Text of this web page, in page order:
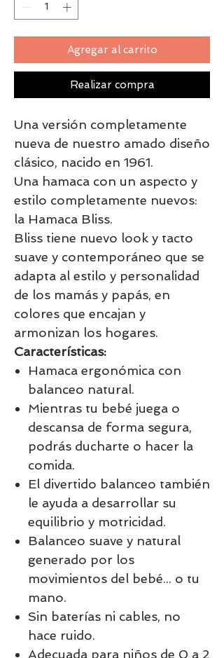
Agregar al carrito
Realizar compra
Una versión completamente
nueva de nuestro amado diseño
clásico, nacido en 1961.
Una hamaca con un aspecto y
estilo completamente nuevos:
la Hamaca Bliss.
Bliss tiene nuevo look y tacto
suave y contemporáneo que se
adapta al estilo y personalidad
de los mamás y papás, en
colores que encajan y
armonizan los hogares.
Características:
Hamaca ergonómica con
balanceo natural.
Mientras tu bebé juega o
descansa de forma segura,
podrás ducharte o hacer la
comida.
El divertido balanceo también
le ayuda a desarrollar su
equilibrio y motricidad.
Balanceo suave y natural
generado por los
movimientos del bebé... o tu
mano.
Sin baterías ni cables, no
hace ruido.
Adecuada para niños de 0 a 2